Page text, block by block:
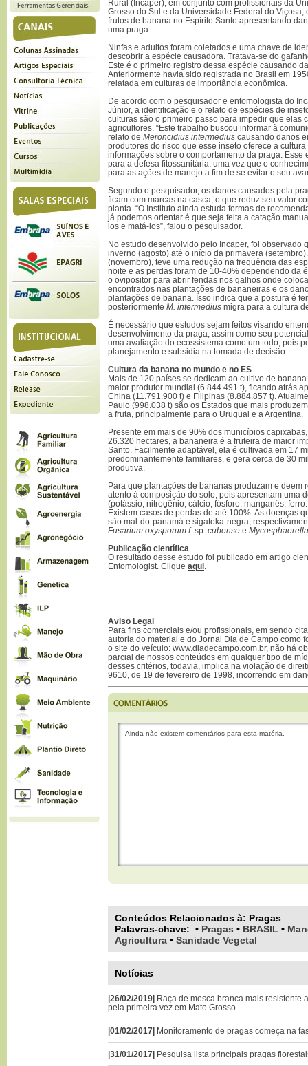
Rural (Incaper), em conjunto com profissionais da
Grosso do Sul e da Universidade Federal do Viçosa,
frutos de banana no Espírito Santo apresentando
uma praga.
Ninfas e adultos foram coletados e uma chave de
descobrir a espécie causadora. Tratava-se do
Este é o primeiro registro dessa espécie causando
Anteriormente havia sido registrada no Brasil em
relatada em culturas de importância econômica.
De acordo com o pesquisador e entomologista do
Júnior, a identificação e o relato de espécies de
culturas são o primeiro passo para impedir que elas
agricultores. “Este trabalho buscou informar à
relato de Meroncidius intermedius causando danos
produtores do risco que esse inseto oferece à
informações sobre o comportamento da praga. Esse
para a defesa fitossanitária, uma vez que o
para as ações de manejo a fim de se evitar o seu
Segundo o pesquisador, os danos causados pela
ficam com marcas na casca, o que reduz seu valor
planta. “O Instituto ainda estuda formas de
já podemos orientar é que seja feita a catação
los e matá-los”, falou o pesquisador.
No estudo desenvolvido pelo Incaper, foi observado
inverno (agosto) até o início da primavera
(novembro), teve uma redução na frequência das
noite e as perdas foram de 10-40% dependendo da
o ovipositor para abrir fendas nos galhos onde
encontrados nas plantações de bananeiras e os
plantações de banana. Isso indica que a postura é
posteriormente M. intermedius migra para a cultura
É necessário que estudos sejam feitos visando
desenvolvimento da praga, assim como seu
uma avaliação do ecossistema como um todo, pois
planejamento e subsidia na tomada de decisão.
Cultura da banana no mundo e no ES
Mais de 120 países se dedicam ao cultivo de
maior produtor mundial (6.844.491 t), ficando atrás
China (11.791.900 t) e Filipinas (8.884.857 t).
Paulo (998.038 t) são os Estados que mais
a fruta, principalmente para o Uruguai e a Argentina.
Presente em mais de 90% dos municípios
26.320 hectares, a bananeira é a fruteira de maior
Santo. Facilmente adaptável, ela é cultivada em 17
predominantemente familiares, e gera cerca de 30
produtiva.
Para que plantações de bananas produzam e deem
atento à composição do solo, pois apresentam uma
(potássio, nitrogênio, cálcio, fósforo, manganês,
Existem casos de perdas de até 100%. As doenças
são mal-do-panamá e sigatoka-negra,
Fusarium oxysporum f. sp . cubense e
Publicação científica
O resultado desse estudo foi publicado em artigo
Entomologist. Clique aqui
Aviso Legal
Para fins comerciais e/ou profissionais, em sendo
autoria do material e do Jornal Dia de Campo como
o site do veículo: www.diadecampo.com.br, não há
parcial de nossos conteúdos em qualquer tipo de
desses critérios, todavia, implica na violação de
9610, de 19 de fevereiro de 1998, incorrendo em
Ainda não existem comentários para esta matéria.
Conteúdos Relacionados à: Pragas
Palavras-chave: • Pragas • BRASIL •
Agricultura • Sanidade Vegetal
Notícias
|26/02/2019| Raça de mosca branca mais resistente
pela primeira vez em Mato Grosso
|01/02/2017| Monitoramento de pragas começa na
|31/01/2017| Pesquisa lista principais pragas